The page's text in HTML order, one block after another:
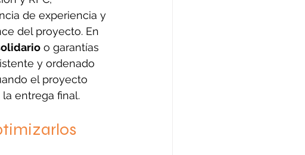
de experiencia y
del proyecto. En
o garantías
y ordenado
el proyecto
entrega final.